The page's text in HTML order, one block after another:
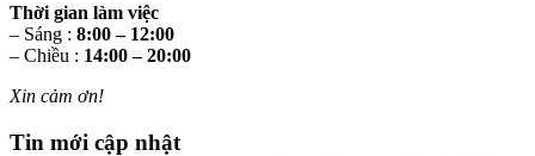
Thời gian làm việc
– Sáng : 8:00 – 12:00
– Chiều : 14:00 – 20:00
Xin cảm ơn!
Tin mới cập nhật